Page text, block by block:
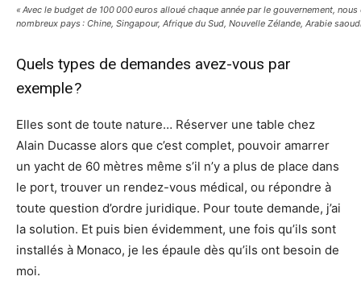
« Avec le budget de 100 000 euros alloué chaque année par le gouvernement,
nombreux pays : Chine, Singapour, Afrique du Sud, Nouvelle Zélande, Arabie
Quels types de demandes avez-vous par
exemple ?
Elles sont de toute nature… Réserver une table chez
Alain Ducasse alors que c’est complet, pouvoir amarrer
un yacht de 60 mètres même s’il n’y a plus de place dans
le port, trouver un rendez-vous médical, ou répondre à
toute question d’ordre juridique. Pour toute demande, j’ai
la solution. Et puis bien évidemment, une fois qu’ils sont
installés à Monaco, je les épaule dès qu’ils ont besoin de
moi.